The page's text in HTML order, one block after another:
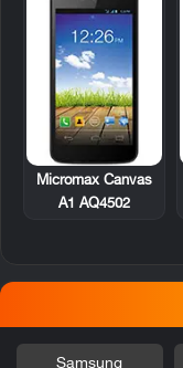
Micromax Canvas
A1 AQ4502
Samsung